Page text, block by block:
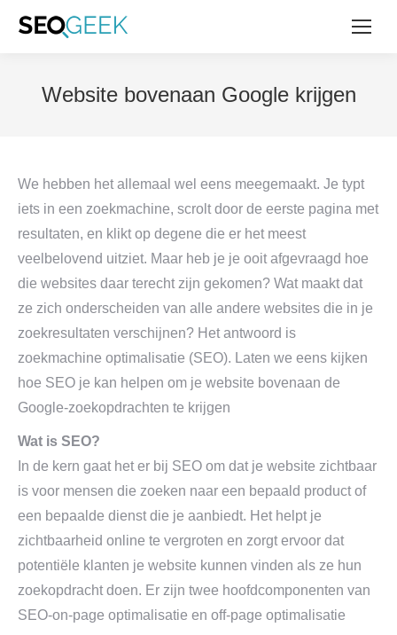
Website bovenaan Google krijgen
We hebben het allemaal wel eens meegemaakt. Je typt
iets in een zoekmachine, scrolt door de eerste pagina met
resultaten, en klikt op degene die er het meest
veelbelovend uitziet. Maar heb je je ooit afgevraagd hoe
die websites daar terecht zijn gekomen? Wat maakt dat
ze zich onderscheiden van alle andere websites die in je
zoekresultaten verschijnen? Het antwoord is
zoekmachine optimalisatie (SEO). Laten we eens kijken
hoe SEO je kan helpen om je website bovenaan de
Google-zoekopdrachten te krijgen
Wat is SEO?
In de kern gaat het er bij SEO om dat je website zichtbaar
is voor mensen die zoeken naar een bepaald product of
een bepaalde dienst die je aanbiedt. Het helpt je
zichtbaarheid online te vergroten en zorgt ervoor dat
potentiële klanten je website kunnen vinden als ze hun
zoekopdracht doen. Er zijn twee hoofdcomponenten van
SEO-on-page optimalisatie en off-page optimalisatie